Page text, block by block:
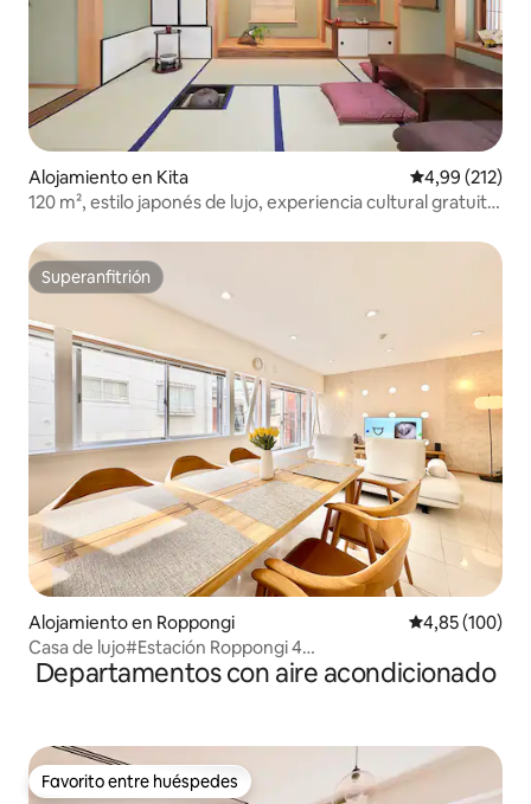
Alojamiento en Kita Calificación
4,99 (212)
120 m², estilo japonés de lujo, experiencia cultural gratuita,
Superanfitrión
Superanfitrión
Alojamiento en Roppongi Calificación
4,85 (100)
Casa de lujo#Estación Roppongi 4
minutos#Estacionamiento gratuito#7 personas
Departamentos con aire acondicionado
Favorito entre huéspedes
Favorito entre huéspedes